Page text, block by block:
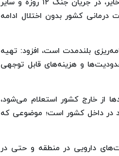
رئیس سازمان غذا و دارو با اشاره به نتایج این اقدام گفت: به واسطه این ذخایر، در جریان جنگ ۱۲ روزه و سایر
کشور بدون اختلال ادامه
بلندمدت است، افزود: تهیه
و هزینه‌های قابل توجهی
از خارج کشور استعلام می‌شود،
برابر قیمت داروهای موجود در داخل کشور است؛ موضوعی که
دارویی در منطقه و حتی در